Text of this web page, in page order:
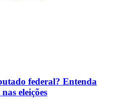
federal? Entenda
eleições